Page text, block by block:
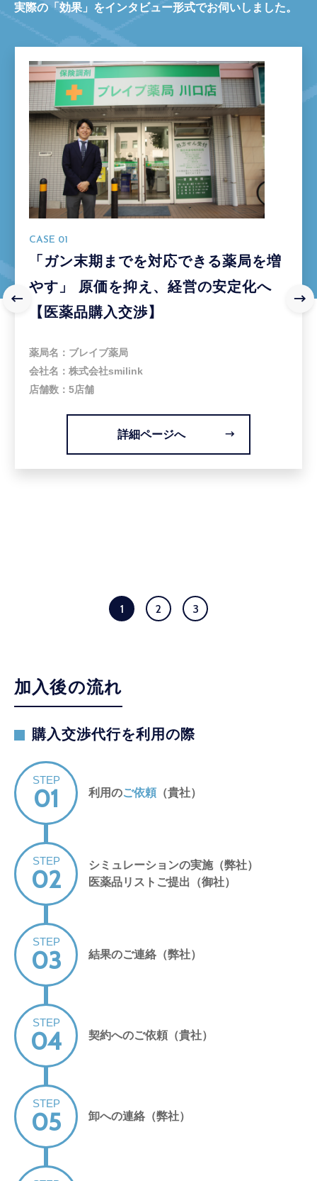
実際の「効果」をインタビュー形式でお伺いしました。
CASE 01
「ガン末期までを対応できる薬局を増
やす」 原価を抑え、経営の安定化へ
【医薬品購入交渉】
薬局名
ブレイブ薬局
会社名
株式会社smilink
店舗数
5店舗
詳細ページへ
1 2 3
加入後の流れ
購入交渉代行を利用の際
STEP
01 利用のご依頼 （貴社）
STEP
02
シミュレーションの実施（弊社）
医薬品リストご提出（御社）
STEP
03 結果のご連絡（弊社）
STEP
04 契約へのご依頼（貴社）
STEP
05 卸への連絡（弊社）